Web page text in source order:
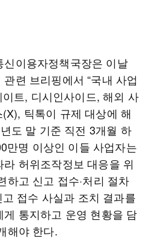
이용자정책국장은 이날
련 브리핑에서 “국내 사업
트, 디시인사이드, 해외 사
틱톡이 규제 대상에 해
도 말 기준 직전 3개월 하
만명 이상인 이들 사업자는
허위조작정보 대응을 위
하고 신고 접수·처리 절차
접수 사실과 조치 결과를
통지하고 운영 현황을 담
해야 한다.